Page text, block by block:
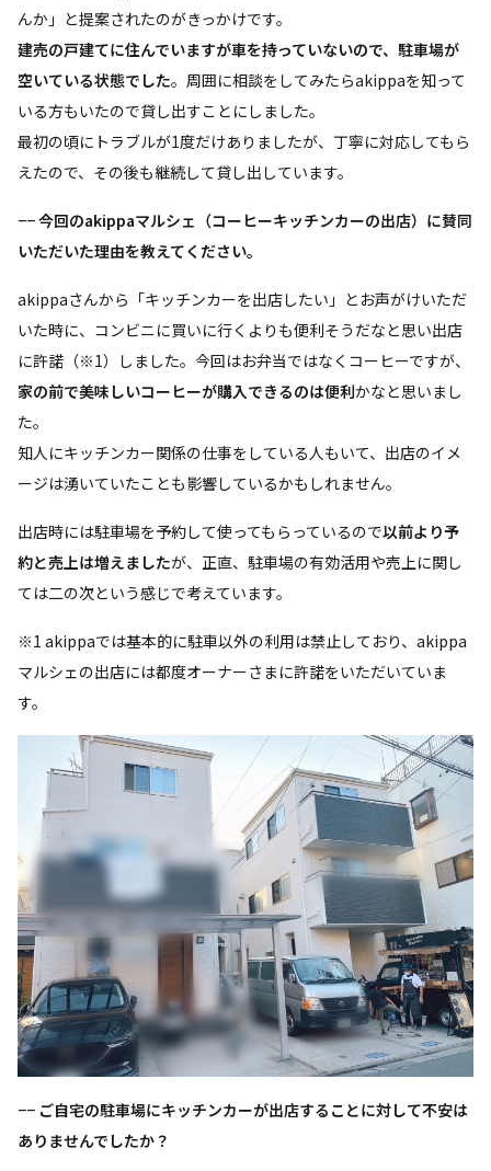
んか」と提案されたのがきっかけです。
建売の戸建てに住んでいますが車を持っていないので、駐車場が
空いている状態でした。周囲に相談をしてみたらakippaを知って
いる方もいたので貸し出すことにしました。
最初の頃にトラブルが1度だけありましたが、丁寧に対応してもら
えたので、その後も継続して貸し出しています。
−−今回のakippaマルシェ（コーヒーキッチンカーの出店）に賛同
いただいた理由を教えてください。
akippaさんから「キッチンカーを出店したい」とお声がけいただ
いた時に、コンビニに買いに行くよりも便利そうだなと思い出店
に許諾（※1）しました。今回はお弁当ではなくコーヒーですが、
家の前で美味しいコーヒーが購入できるのは便利かなと思いまし
た。
知人にキッチンカー関係の仕事をしている人もいて、出店のイメ
ージは湧いていたことも影響しているかもしれません。
出店時には駐車場を予約して使ってもらっているので以前より予
約と売上は増えましたが、正直、駐車場の有効活用や売上に関し
ては二の次という感じで考えています。
※1 akippaでは基本的に駐車以外の利用は禁止しており、akippa
マルシェの出店には都度オーナーさまに許諾をいただいていま
す。
−− ご自宅の駐車場にキッチンカーが出店することに対して不安は
ありませんでしたか？